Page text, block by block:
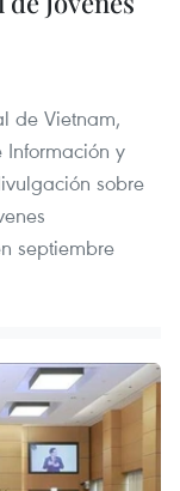
de Vietnam,
y
sobre
septiembre